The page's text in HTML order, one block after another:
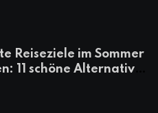
Reiseziele im Sommer
11 schöne Alternativen